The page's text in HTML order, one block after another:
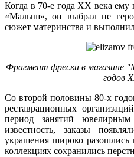
Когда в 70-е года XX века
«Малыш», он выбрал не
сюжет материнства и
Фрагмент фрески в
годов
Со второй половины 80-х
реставрационных
период занятий
известность, заказы
украшения широко
коллекциях сохранились